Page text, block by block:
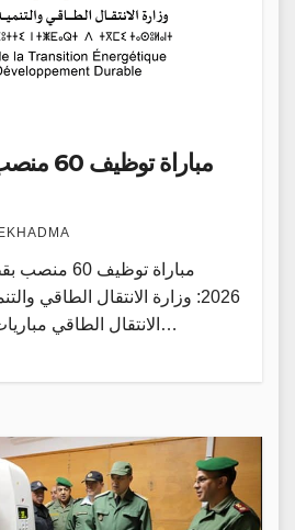
مباراة
مباراة توظيف
2026: وزارة الانتقال الطاقي
الانتقال الطاقي مباريات توظيف 60 منصب…